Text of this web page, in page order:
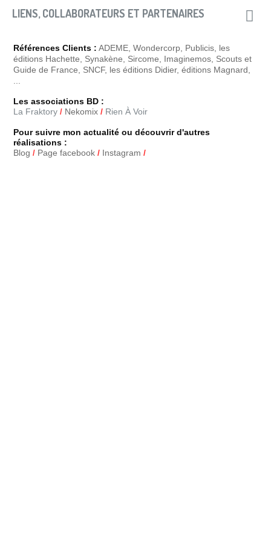
LIENS, COLLABORATEURS ET PARTENAIRES
Références Clients : ADEME ,Wondercorp, Publicis, les
éditions Hachette, Synakène
Sircome Imaginemos Scouts et
Guide de France , SNCF, les éditions Didier, éditions Magnard,
Les associations BD :
La Fraktory / Nekomix / Rien À Voir
Pour suivre mon actualité ou découvrir d'autres
réalisations :
Blog / Page facebook / Instagram /
Merci du partage :-)